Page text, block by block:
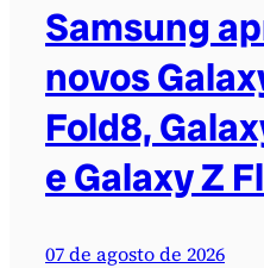
Samsung
novos
Fold8,
e Galaxy Z
07 de agosto de 2026